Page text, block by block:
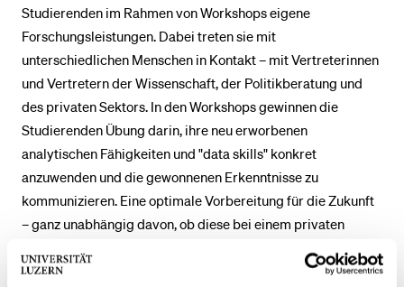
Studierenden im Rahmen von Workshops eigene
Forschungsleistungen. Dabei treten sie mit
unterschiedlichen Menschen in Kontakt – mit Vertreterinnen
und Vertretern der Wissenschaft, der Politikberatung und
des privaten Sektors. In den Workshops gewinnen die
Studierenden Übung darin, ihre neu erworbenen
analytischen Fähigkeiten und "data skills" konkret
anzuwenden und die gewonnenen Erkenntnisse zu
kommunizieren. Eine optimale Vorbereitung für die Zukunft
– ganz unabhängig davon, ob diese bei einem privaten
internationalen Organisation oder in der Wissenschaft liegt.